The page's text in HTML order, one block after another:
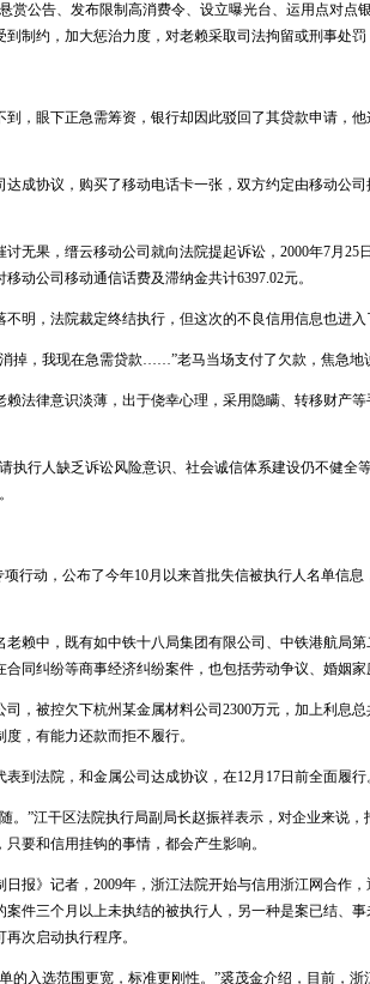
赏公告、发布限制高消费令、设立曝光台、运用点对点
制约，加大惩治力度，对老赖采取司法拘留或刑事处罚
，眼下正急需筹资，银行却因此驳回了其贷款申请，
成协议，购买了移动电话卡一张，双方约定由移动公司
无果，缙云移动公司就向法院提起诉讼，2000年7月25
动公司移动通信话费及滞纳金共计6397.02元。
明，法院裁定终结执行，但这次的不良信用信息也进入
掉，我现在急需贷款……”老马当场支付了欠款，焦急地
法律意识淡薄，出于侥幸心理，采用隐瞒、转移财产
执行人缺乏诉讼风险意识、社会诚信体系建设仍不健全
行动，公布了今年10月以来首批失信被执行人名单信息
赖中，既有如中铁十八局集团有限公司、中铁港航局第
同纠纷等商事经济纠纷案件，也包括劳动争议、婚姻家
，被控欠下杭州某金属材料公司2300万元，加上利息总
，有能力还款而拒不履行。
到法院，和金属公司达成协议，在12月17日前全面履行
。”江干区法院执行局副局长赵振祥表示，对企业来说
要和信用挂钩的事情，都会产生影响。
报》记者，2009年，浙江法院开始与信用浙江网合作
件三个月以上未执结的被执行人，另一种是案已结、
次启动执行程序。
入选范围更宽，标准更刚性。”裘茂金介绍，目前，浙